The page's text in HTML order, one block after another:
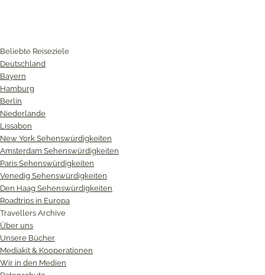
Beliebte Reiseziele
Deutschland
Bayern
Hamburg
Berlin
Niederlande
Lissabon
New York Sehenswürdigkeiten
Amsterdam Sehenswürdigkeiten
Paris Sehenswürdigkeiten
Venedig Sehenswürdigkeiten
Den Haag Sehenswürdigkeiten
Roadtrips in Europa
Travellers Archive
Über uns
Unsere Bücher
Mediakit & Kooperationen
Wir in den Medien